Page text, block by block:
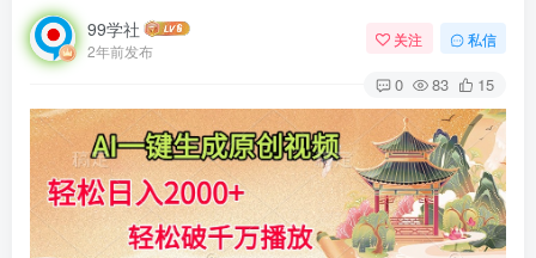
99学社
2年前发布
关注 私信
0 83 15